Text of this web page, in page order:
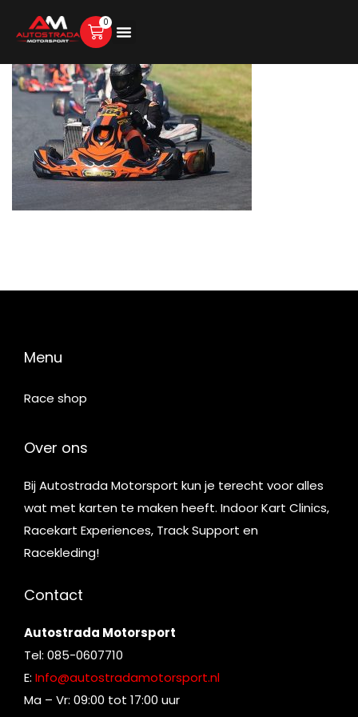
0
Menu
Race shop
Over ons
Bij Autostrada Motorsport kun je terecht voor alles
wat met karten te maken heeft. Indoor Kart Clinics,
Racekart Experiences, Track Support en
Racekleding!
Contact
Autostrada Motorsport
Tel: 085-0607710
E: Info@autostradamotorsport.nl
Ma – Vr: 09:00 tot 17:00 uur